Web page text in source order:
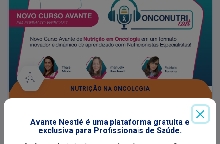
NUTRIÇÃO NA ONCOLOGIA
O Onconutricast é um curso com foco em nutrição
Avante Nestlé é uma plataforma gratuita e
exclusiva para Profissionais de Saúde.